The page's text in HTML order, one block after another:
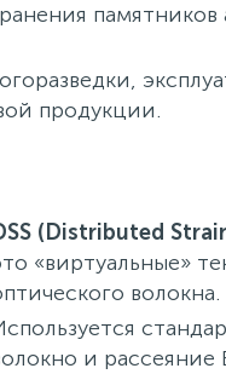
памятников
продукции.
(Distributed
«виртуальные»
волокна.
и рассеяние